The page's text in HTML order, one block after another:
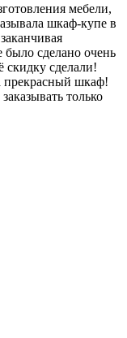
мебели,
шкаф-купе в
сделано очень
скидку сделали!
прекрасный шкаф!
только